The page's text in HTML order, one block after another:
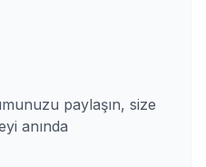
paylaşın, size
anında